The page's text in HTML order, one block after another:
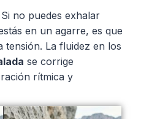
Si no puedes exhalar
en un agarre, es que
tensión. La fluidez en los
se corrige
rítmica y